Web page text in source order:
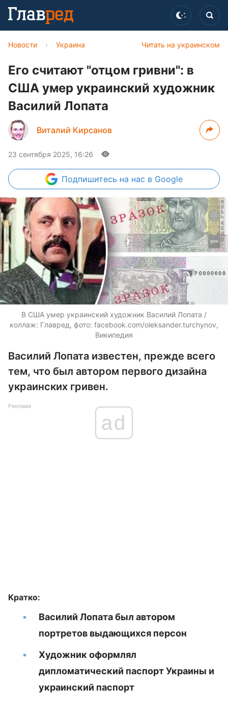
Читать на украинском
Новости › Украина
Его считают "отцом гривни": в
США умер украинский художник
Василий Лопата
Виталий Кирсанов
23 сентября 2025, 16:26
Подпишитесь на нас в Google
В США умер украинский художник Василий Лопата /
коллаж: Главред, фото: facebook.com/oleksander.turchynov,
Википедия
Василий Лопата известен, прежде всего
тем, что был автором первого дизайна
украинских гривен.
Реклама
ad
Кратко:
Василий Лопата был автором
портретов выдающихся персон
Художник оформлял
дипломатический паспорт Украины и
украинский паспорт